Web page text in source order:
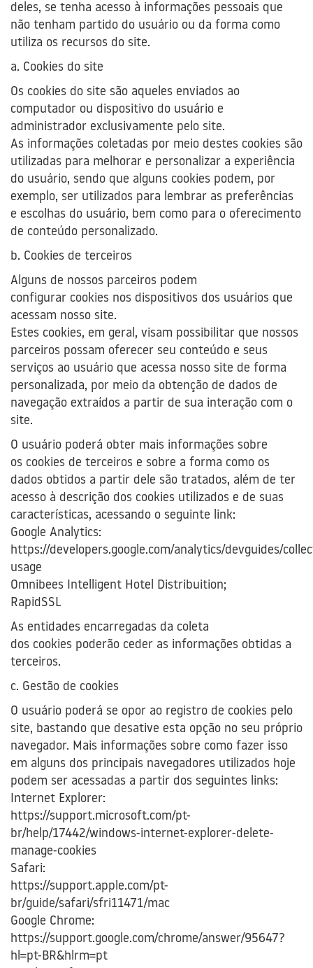
deles, se tenha acesso à informações pessoais que
não tenham partido do usuário ou da forma como
utiliza os recursos do site.
a. Cookies do site
Os cookies do site são aqueles enviados ao
computador ou dispositivo do usuário e
administrador exclusivamente pelo site.
As informações coletadas por meio destes cookies são
utilizadas para melhorar e personalizar a experiência
do usuário, sendo que alguns cookies podem, por
exemplo, ser utilizados para lembrar as preferências
e escolhas do usuário, bem como para o oferecimento
de conteúdo personalizado.
b. Cookies de terceiros
Alguns de nossos parceiros podem
configurar cookies nos dispositivos dos usuários que
acessam nosso site.
Estes cookies, em geral, visam possibilitar que nossos
parceiros possam oferecer seu conteúdo e seus
serviços ao usuário que acessa nosso site de forma
personalizada, por meio da obtenção de dados de
navegação extraídos a partir de sua interação com o
site.
O usuário poderá obter mais informações sobre
os cookies de terceiros e sobre a forma como os
dados obtidos a partir dele são tratados, além de ter
acesso à descrição dos cookies utilizados e de suas
características, acessando o seguinte link:
Google Analytics:
https://developers.google.com/analytics/devguides/
usage
Omnibees Intelligent Hotel Distribuition;
RapidSSL
As entidades encarregadas da coleta
dos cookies poderão ceder as informações obtidas a
terceiros.
c. Gestão de cookies
O usuário poderá se opor ao registro de cookies pelo
site, bastando que desative esta opção no seu próprio
navegador. Mais informações sobre como fazer isso
em alguns dos principais navegadores utilizados hoje
podem ser acessadas a partir dos seguintes links:
Internet Explorer:
https://support.microsoft.com/pt-
br/help/17442/windows-internet-explorer-delete-
manage-cookies
Safari:
https://support.apple.com/pt-
br/guide/safari/sfri11471/mac
Google Chrome:
https://support.google.com/chrome/answer/95647?
hl=pt-BR&hlrm=pt